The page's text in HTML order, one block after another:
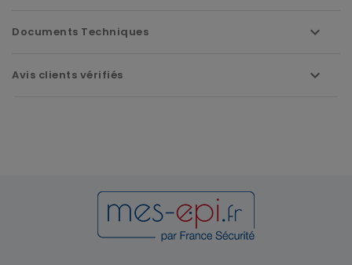
Documents Techniques
Avis clients vérifiés